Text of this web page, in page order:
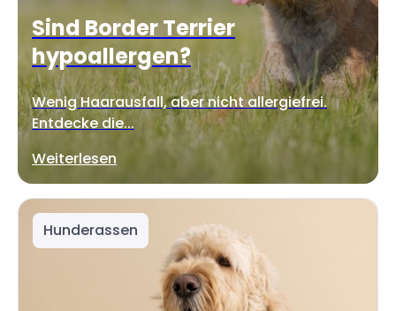
Sind Border Terrier
hypoallergen?
Wenig Haarausfall, aber nicht allergiefrei.
Entdecke die...
Weiterlesen
Hunderassen